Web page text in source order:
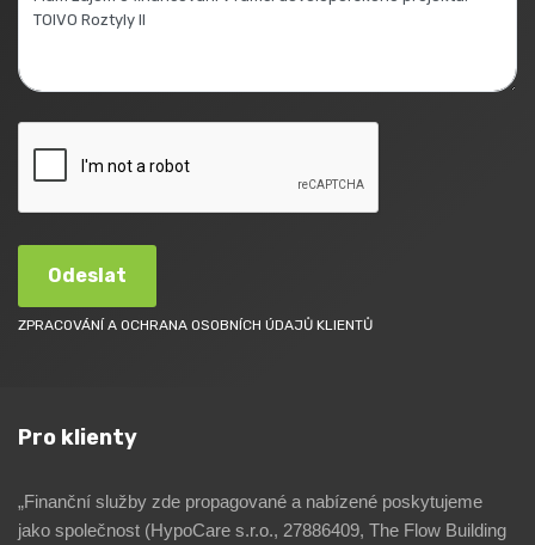
Odeslat
ZPRACOVÁNÍ A OCHRANA OSOBNÍCH ÚDAJŮ KLIENTŮ
Pro klienty
„Finanční služby zde propagované a nabízené poskytujeme
jako společnost (HypoCare s.r.o., 27886409, The Flow Building